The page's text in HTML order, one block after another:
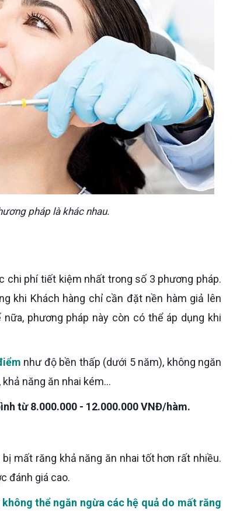
pháp là khác nhau.
khi Khách hàng chỉ cần đặt nền hàm giả lên
phương pháp này còn có thể áp dụng khi
như độ bền thấp (dưới 5 năm), không ngăn
năng ăn nhai kém...
từ 8.000.000 - 12.000.000 VNĐ/hàm.
mất răng khả năng ăn nhai tốt hơn rất nhiều.
đánh giá cao.
không thể ngăn ngừa các hệ quả do mất răng